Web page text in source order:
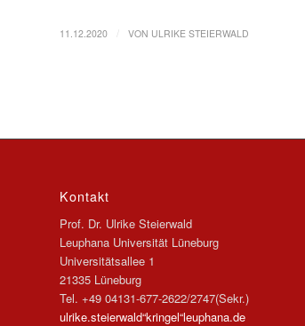
11.12.2020 VON ULRIKE STEIERWALD
Kontakt
Prof. Dr. Ulrike Steierwald
Leuphana Universität Lüneburg
Universitätsallee 1
21335 Lüneburg
Tel. +49 04131-677-2622/2747(Sekr.)
ulrike.steierwald“kringel“leuphana.de